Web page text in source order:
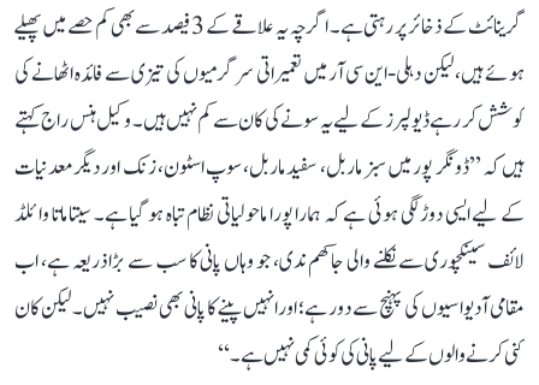
گرینائٹ کے ذخائر پر رہتی ہے۔ اگرچہ یہ علاقے کے 3 فیصد سے بھی کم حصے میں پھیلے
ہوئے ہیں، لیکن دہلی-این سی آر میں تعمیراتی سرگرمیوں کی تیزی سے فائدہ اٹھانے کی
کوشش کر رہے ڈیولپرز کے لیے یہ سونے کی کان سے کم نہیں ہیں۔ وکیل ہنس راج کہتے
ہیں کہ ’’ڈونگر پور میں سبز ماربل، سفید ماربل، سوپ اسٹون، زنک اور دیگر معدنیات
کے لیے ایسی دوڑ لگی ہوئی ہے کہ ہمارا پورا ماحولیاتی نظام تباہ ہو گیا ہے۔ سیتا ماتا وائلڈ
لائف سینکچوری سے نکلنے والی جاکھم ندی، جو وہاں پانی کا سب سے بڑا ذریعہ ہے، اب
مقامی آدیواسیوں کی پہنچ سے دور ہے؛ اور انہیں پینے کا پانی بھی نصیب نہیں۔ لیکن کان
کنی کرنے والوں کے لیے پانی کی کوئی کمی نہیں ہے۔‘‘